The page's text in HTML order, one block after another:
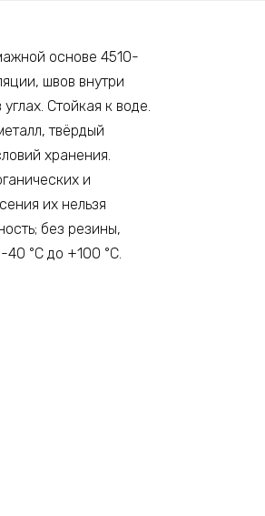
основе 4510-
швов внутри
Стойкая к воде.
твёрдый
хранения.
и
их нельзя
без резины,
°C до +100 °C.